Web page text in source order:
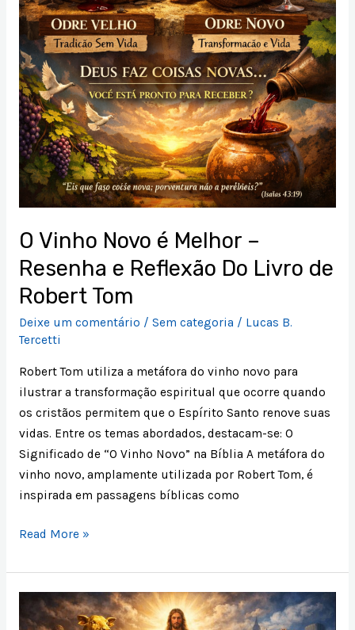
O Vinho Novo é Melhor –
Resenha e Reflexão Do Livro de
Robert Tom
Deixe um comentário / Sem categoria / Lucas B.
Tercetti
Robert Tom utiliza a metáfora do vinho novo para
ilustrar a transformação espiritual que ocorre quando
os cristãos permitem que o Espírito Santo renove suas
vidas. Entre os temas abordados, destacam-se: O
Significado de “O Vinho Novo” na Bíblia A metáfora do
vinho novo, amplamente utilizada por Robert Tom, é
inspirada em passagens bíblicas como
Tom
Read More »
que